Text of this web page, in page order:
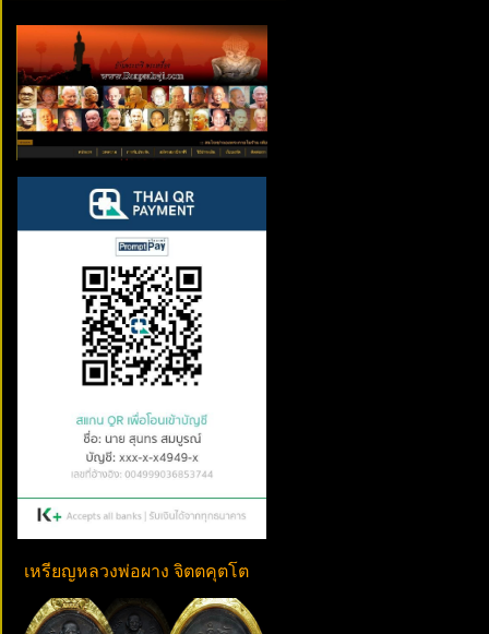
เหรียญหลวงพ่อผาง จิตตคุตโต